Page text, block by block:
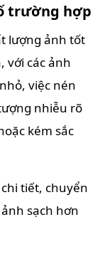
trường hợp
lượng ảnh tốt
với các ảnh
việc nén
nhiễu rõ
kém sắc
tiết, chuyển
sạch hơn